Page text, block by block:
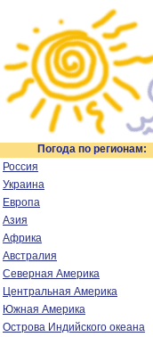
Погода по регионам:
Россия
Украина
Европа
Азия
Африка
Австралия
Северная Америка
Центральная Америка
Южная Америка
Острова Индийского океана